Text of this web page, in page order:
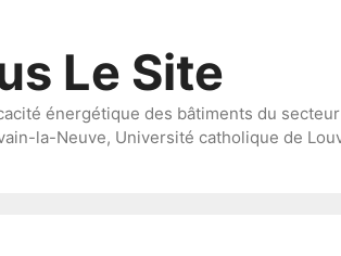
Le Site
énergétique des bâtiments du
la-Neuve, Université catholique de